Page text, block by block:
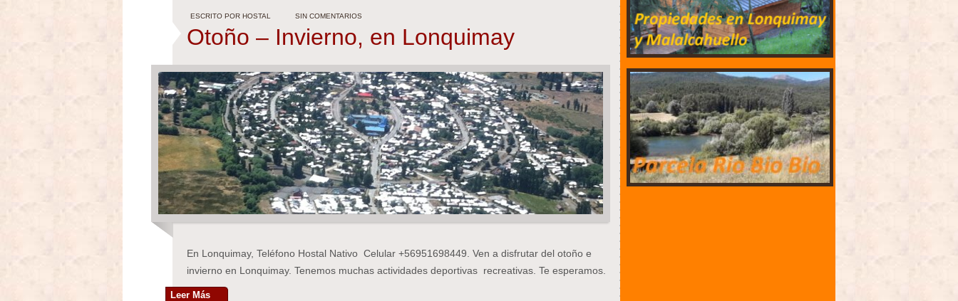
ESCRITO POR HOSTAL SIN COMENTARIOS
Otoño – Invierno, en Lonquimay
En Lonquimay, Teléfono Hostal Nativo Celular +56951698449. Ven a disfrutar del otoño e
invierno en Lonquimay. Tenemos muchas actividades deportivas recreativas. Te esperamos.
Leer Más